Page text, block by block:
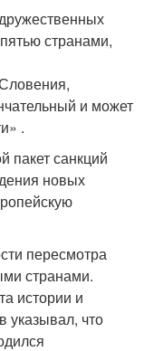
странами,
и может
.
пакет санкций
новых
пересмотра
странами.
истории и
что